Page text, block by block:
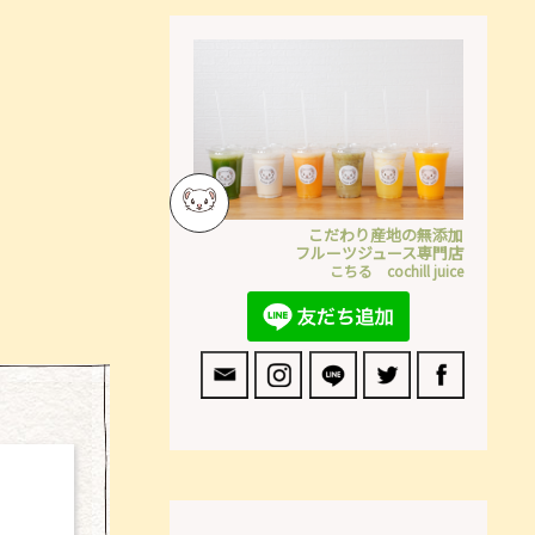
こだわり産地の無添加
フルーツジュース専門店
こちる cochill juice